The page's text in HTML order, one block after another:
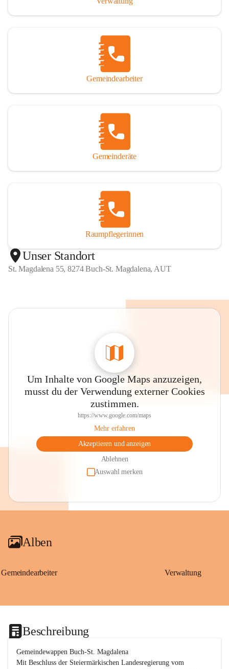
Gemeindearbeiter
Gemeinderäte
Raumpflegerinnen
Unser Standort
St. Magdalena 55, 8274 Buch-St. Magdalena, AUT
Um Inhalte von Google Maps anzuzeigen,
musst du der Verwendung externer Cookies
zustimmen.
https://www.google.com/maps
Mehr erfahren
Akzeptieren und anzeigen
Ablehnen
Auswahl merken
Alben
Gemeindearbeiter Verwaltung
Beschreibung
Gemeindewappen Buch-St. Magdalena
Mit Beschluss der Steiermärkischen Landesregierung vom